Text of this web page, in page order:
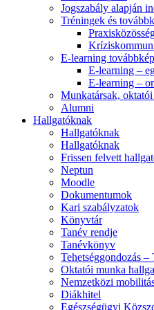
Jogszabály alapján
Tréningek és
E-learning
E-learning –
E-learning –
Munkatársak, oktatói
Alumni
Hallgatóknak
Hallgatóknak
Hallgatóknak
Frissen felvett
Neptun
Moodle
Dokumentumok
Kari szabályzatok
Könyvtár
Tanév rendje
Tanévkönyv
Tehetséggondozás
Oktatói munka
Nemzetközi
Diákhitel
Egészségügyi